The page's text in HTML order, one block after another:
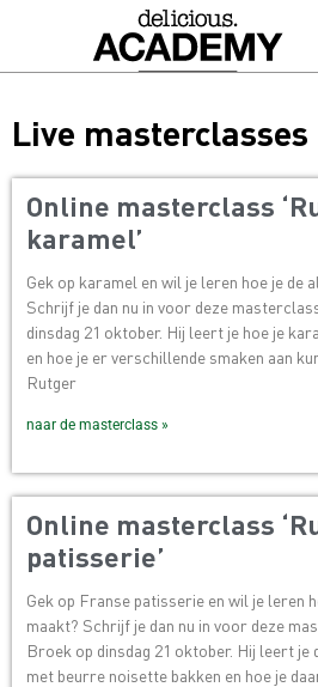
Live masterclasses
Online masterclass
karamel’
Gek op karamel en wil je leren hoe je de
Schrijf je dan nu in voor deze
dinsdag 21 oktober. Hij leert je hoe je
en hoe je er verschillende smaken aan
Rutger
naar de masterclass »
Online masterclass
patisserie’
Gek op Franse patisserie en wil je leren
maakt? Schrijf je dan nu in voor deze
Broek op dinsdag 21 oktober. Hij leert je
met beurre noisette bakken en hoe je